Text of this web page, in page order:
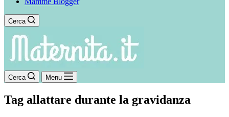
Cerca
Cerca Menu
Tag allattare durante la gravidanza